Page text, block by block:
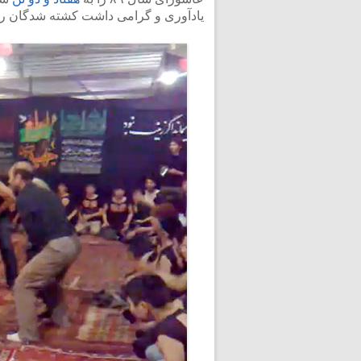
یادآوری و گرامی داشت کشته شدگان